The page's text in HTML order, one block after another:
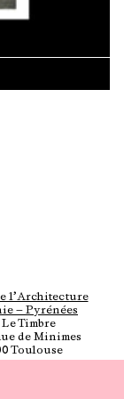
l’Architecture
— Pyrénées
Timbre
de Minimes
Toulouse